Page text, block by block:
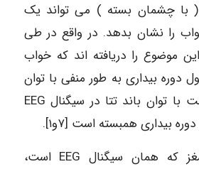
( با چشمان بسته ) می تواند یک
را نشان بدهد. در واقع در طی
موضوع را دریافته اند که خواب
بیداری به طور منفی با توان
باند آلفا و بطور مثبت با توان باند تتا در سیگنال EEG
بیداری همبسته است [۷و۱].
فعالیت الکتریکی مغز که همان سیگنال EEG است،